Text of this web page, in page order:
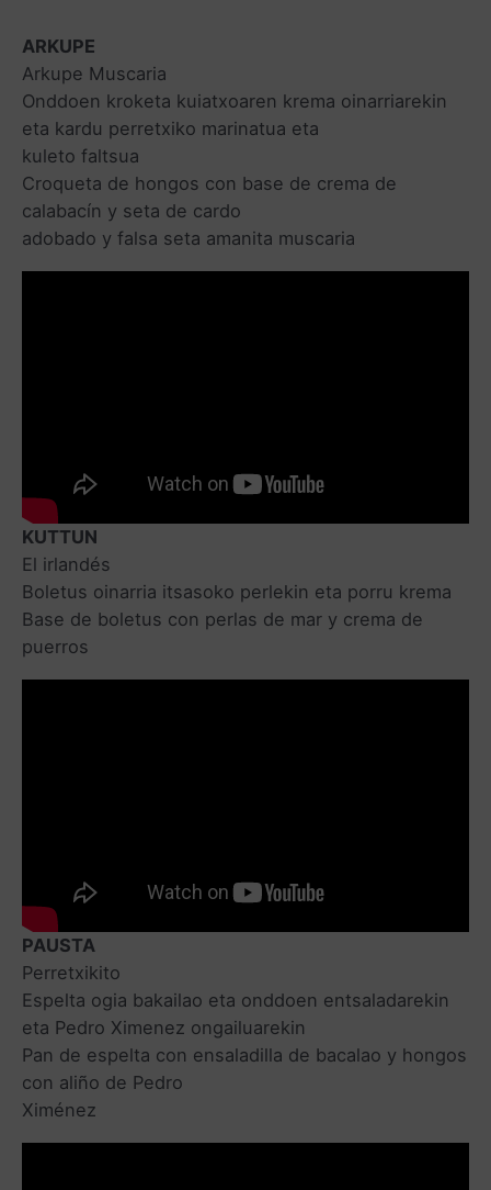
ARKUPE
Arkupe Muscaria
Onddoen kroketa kuiatxoaren krema oinarriarekin
eta kardu perretxiko marinatua eta
kuleto faltsua
Croqueta de hongos con base de crema de
calabacín y seta de cardo
adobado y falsa seta amanita muscaria
KUTTUN
El irlandés
Boletus oinarria itsasoko perlekin eta porru krema
Base de boletus con perlas de mar y crema de
puerros
PAUSTA
Perretxikito
Espelta ogia bakailao eta onddoen entsaladarekin
eta Pedro Ximenez ongailuarekin
Pan de espelta con ensaladilla de bacalao y hongos
con aliño de Pedro
Ximénez